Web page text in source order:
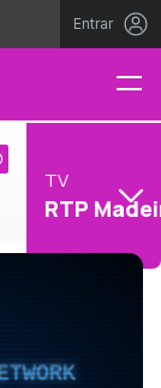
Entrar
TV
RTP